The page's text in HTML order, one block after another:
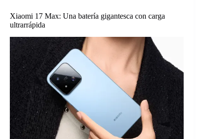
Xiaomi 17 Max: Una batería gigantesca con carga
ultrarrápida